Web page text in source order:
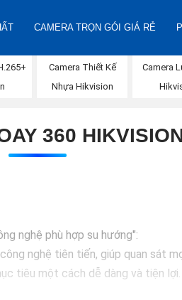
CAMERA TRỌN GÓI GIÁ RẺ
Camera Thiết Kế
Nhựa Hikvision
Camera
360
nghệ phù hợp su hướng":
nghệ tiên tiến, giúp quan sát
tiêu một cách dễ dàng và tiện